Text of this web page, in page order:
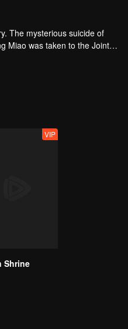
The mysterious suicide of
Miao was taken to the Joint
In the mist, Wang
the mother of the scientist
and faith, leading everyone to
VIP
Shrine